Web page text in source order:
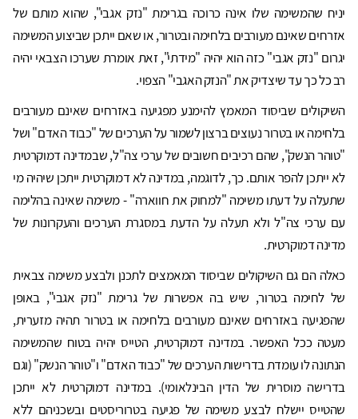
יניח שהמשימה שלו אינה כרוכה בגרימת "נזק אגבי", שהוא מותם של
אזרחים שאינם מעורבים בלחימה ובטרור, או שאם ייתכן שביצוע המשימה
יגרום "נזק אגבי" כזה הוא יהיה "מידתי", זאת אומרת שערכו הצבאי יהיה
רב כל כך עד שיצדיק את "הנזק האגבי" הצפוי.
השיקולים שביסוד המאמץ להימנע מפגיעה באזרחים שאינם מעורבים
בלחימה או בטרור נעוצים ברצון לשמור על הערכים של "כבוד האדם" ושל
"טוהר הנשק", שהם רכיבים חשובים של ערכי צה"ל, שבמדינה דמוקרטית
לא ייתכן להפר אותם. כך, לדוגמה, במדינה לא דמוקרטית ייתכן שיהיה מי
שתעלה על דעתו משימה "למחוק את חווארה" - משימה שאינה בהלימה
עם ערכי צה"ל ולא תעלה על הדעת במסגרת הערכים והעקרונות של
מדינה דמוקרטית.
כאלה הם גם השיקולים שביסוד המאמצים לתכנן ולבצע משימה צבאית
של לחימה בטרור, שיש בה אפשרות של גרימת "נזק אגבי", באופן
שהפגיעה באזרחים שאינם מעורבים בלחימה או בטרור תהיה מזערית,
מעטה ככל האפשר. במדינה דמוקרטית, הטייס יהיה בטוח שהמשימה
הנתונה לו עומדת בדרישות הערכים של "כבוד האדם" ו"טוהר הנשק" (וגם
בדרישה מוסרית של הדין הבינלאומי). במדינה דמוקרטית לא ייתכן
שהטייס יישלח לבצע משימה של פגיעה בטרוריסטים ובשכניהם ללא